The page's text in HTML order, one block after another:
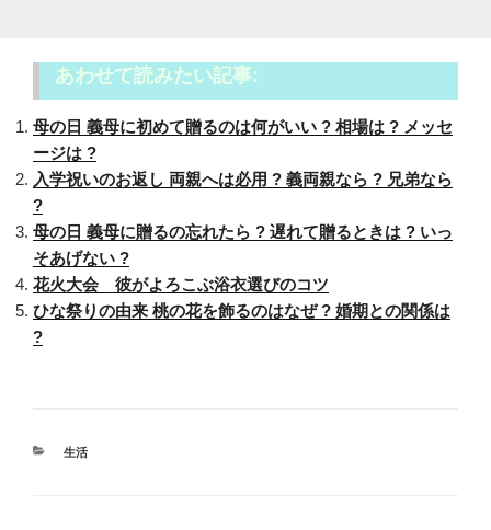
あわせて読みたい記事:
母の日 義母に初めて贈るのは何がいい ? 相場は ? メッセ
ージは ?
入学祝いのお返し 両親へは必用 ? 義両親なら ? 兄弟なら
?
母の日 義母に贈るの忘れたら ? 遅れて贈るときは ? いっ
そあげない ?
花火大会 彼がよろこぶ浴衣選びのコツ
ひな祭りの由来 桃の花を飾るのはなぜ ? 婚期との関係は
?
カ
生活